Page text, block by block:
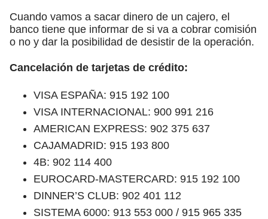
Cuando vamos a sacar dinero de un cajero, el
banco tiene que informar de si va a cobrar comisión
o no y dar la posibilidad de desistir de la operación.
Cancelación de tarjetas de crédito:
VISA ESPAÑA: 915 192 100
VISA INTERNACIONAL: 900 991 216
AMERICAN EXPRESS: 902 375 637
CAJAMADRID: 915 193 800
4B: 902 114 400
EUROCARD-MASTERCARD: 915 192 100
DINNER’S CLUB: 902 401 112
SISTEMA 6000: 913 553 000 / 915 965 335